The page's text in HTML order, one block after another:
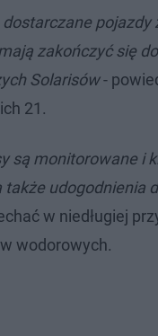
dostarczane
zakończyć się
Solarisów-
21.
są monitorowane i
także udogodnienia
w niedługiej
wodorowych.​